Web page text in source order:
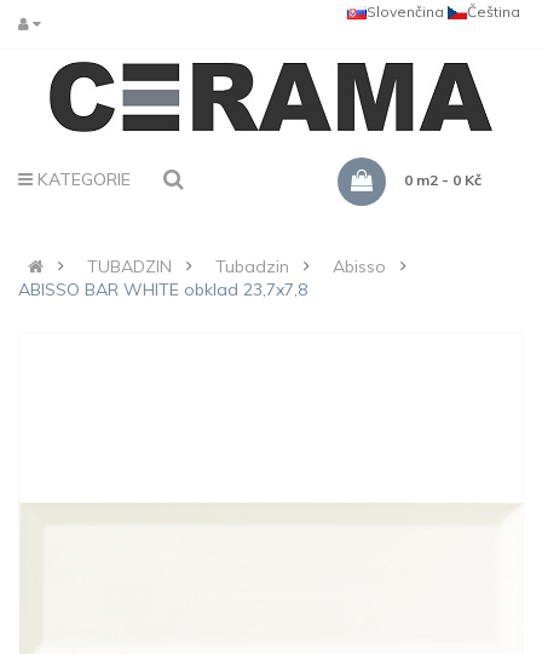
Čeština
Slovenčina
KATEGORIE 0 m2 - 0 Kč
TUBADZIN Tubadzin
Abisso
ABISSO BAR WHITE obklad 23,7x7,8